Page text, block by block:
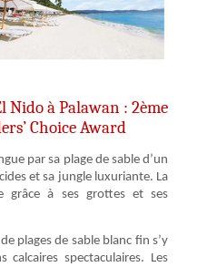
Nido à Palawan : 2ème
Choice Award
par sa plage de sable d’un
et sa jungle luxuriante. La
grâce à ses grottes et ses
plages de sable blanc fin s’y
spectaculaires. Les